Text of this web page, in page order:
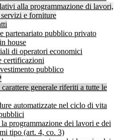
alla programmazione di lavori,
e forniture
partenariato pubblico privato
house
di operatori economici
certificazioni
pubblico
generale riferiti a tutte le
automatizzate nel ciclo di vita
programmazione dei lavori e dei
tipo (art. 4, co. 3)